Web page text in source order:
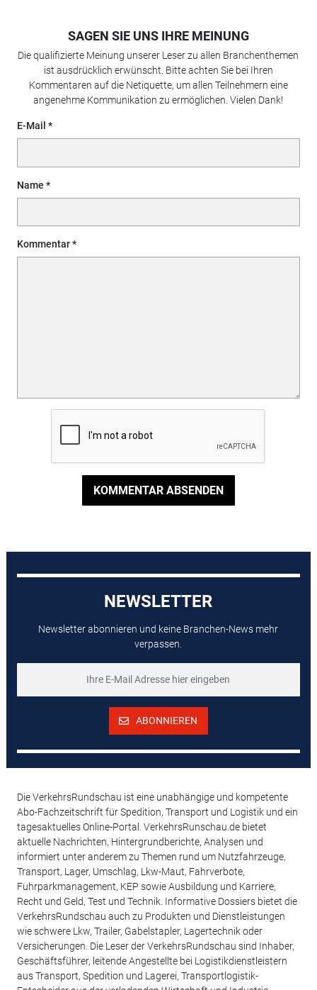
SAGEN SIE UNS IHRE MEINUNG
Die qualifizierte Meinung unserer Leser zu allen Branchenthemen
ist ausdrücklich erwünscht. Bitte achten Sie bei Ihren
Kommentaren auf die Netiquette, um allen Teilnehmern eine
angenehme Kommunikation zu ermöglichen. Vielen Dank!
E-Mail
Name
Kommentar
KOMMENTAR ABSENDEN
NEWSLETTER
Newsletter abonnieren und keine Branchen-News mehr
verpassen.
ABONNIEREN
Die VerkehrsRundschau ist eine unabhängige und kompetente
Abo-Fachzeitschrift für Spedition, Transport und Logistik und ein
tagesaktuelles Online-Portal. VerkehrsRunschau.de bietet
aktuelle Nachrichten, Hintergrundberichte, Analysen und
informiert unter anderem zu Themen rund um Nutzfahrzeuge,
Transport, Lager, Umschlag, Lkw-Maut, Fahrverbote,
Fuhrparkmanagement, KEP sowie Ausbildung und Karriere,
Recht und Geld, Test und Technik. Informative Dossiers bietet die
VerkehrsRundschau auch zu Produkten und Dienstleistungen
wie schwere Lkw, Trailer, Gabelstapler, Lagertechnik oder
Versicherungen. Die Leser der VerkehrsRundschau sind Inhaber,
Geschäftsführer, leitende Angestellte bei Logistikdienstleistern
aus Transport, Spedition und Lagerei, Transportlogistik-